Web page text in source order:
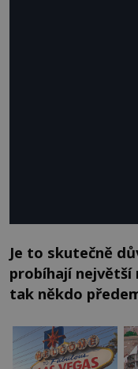
Je to skutečně
probíhají
tak někdo